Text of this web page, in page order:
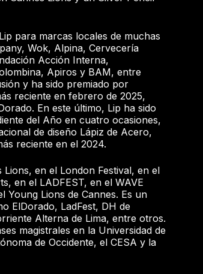
para marcas locales de muchas
Wok, Alpina, Cervecería
Acción Interna,
Apiros y BAM, entre
y ha sido premiado por
reciente en febrero de 2025,
En este último, Lip ha sido
del Año en cuatro ocasiones,
de diseño Lápiz de Acero,
reciente en el 2024.
en el London Festival, en el
en el LADFEST, en el WAVE
Young Lions de Cannes. Es un
ElDorado, LadFest, DH de
Alterna de Lima, entre otros.
magistrales en la Universidad de
de Occidente, el CESA y la